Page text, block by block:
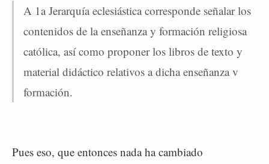
A 1a Jerarquía eclesiástica corresponde señalar los
contenidos de la enseñanza y formación religiosa
católica, así como proponer los libros de texto y
material didáctico relativos a dicha enseñanza v
formación.
Pues eso, que entonces nada ha cambiado